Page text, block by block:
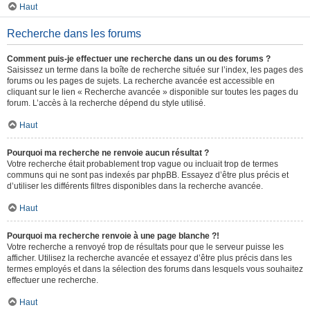
Haut
Recherche dans les forums
Comment puis-je effectuer une recherche dans un ou des forums ?
Saisissez un terme dans la boîte de recherche située sur l’index, les pages des
forums ou les pages de sujets. La recherche avancée est accessible en
cliquant sur le lien « Recherche avancée » disponible sur toutes les pages du
forum. L’accès à la recherche dépend du style utilisé.
Haut
Pourquoi ma recherche ne renvoie aucun résultat ?
Votre recherche était probablement trop vague ou incluait trop de termes
communs qui ne sont pas indexés par phpBB. Essayez d’être plus précis et
d’utiliser les différents filtres disponibles dans la recherche avancée.
Haut
Pourquoi ma recherche renvoie à une page blanche ?!
Votre recherche a renvoyé trop de résultats pour que le serveur puisse les
afficher. Utilisez la recherche avancée et essayez d’être plus précis dans les
termes employés et dans la sélection des forums dans lesquels vous souhaitez
effectuer une recherche.
Haut